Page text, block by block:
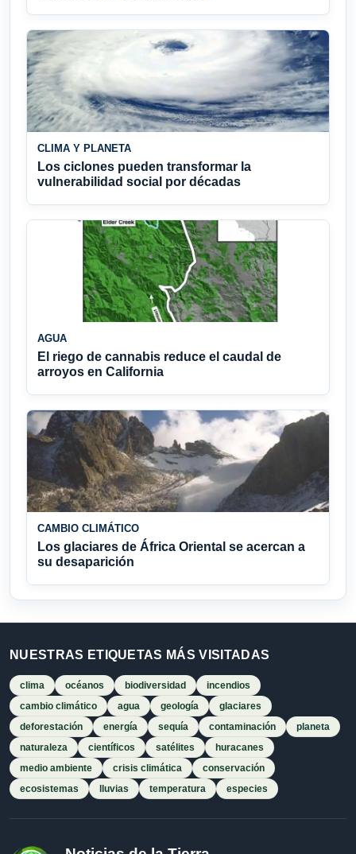
CLIMA Y PLANETA
Los ciclones pueden transformar la
vulnerabilidad social por décadas
AGUA
El riego de cannabis reduce el caudal de
arroyos en California
CAMBIO CLIMÁTICO
Los glaciares de África Oriental se acercan a
su desaparición
NUESTRAS ETIQUETAS MÁS VISITADAS
clima océanos biodiversidad
incendios
cambio climático
agua geología
glaciares
deforestación
energía sequía contaminación
planeta
naturaleza
científicos satélites
huracanes
medio ambiente
crisis climática
conservación
ecosistemas
lluvias temperatura especies